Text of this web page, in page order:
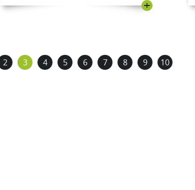
+
2 3 4 5 6 7 8 9 10